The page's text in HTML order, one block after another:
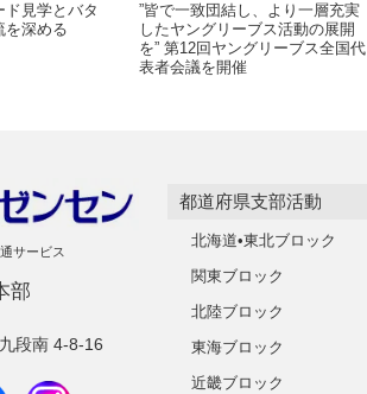
ド見学とバタ
を深める
”皆で一致団結し、より一層充実
したヤングリーブス活動の展開
を” 第12回ヤングリーブス全国代
表者会議を開催
サービス
部
段南 4-8-16
都道府県支部活動
北海道•東北ブロック
関東ブロック
北陸ブロック
東海ブロック
近畿ブロック